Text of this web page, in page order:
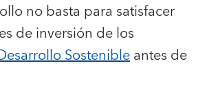
no basta para satisfacer
de inversión de los
Sostenibleantes de